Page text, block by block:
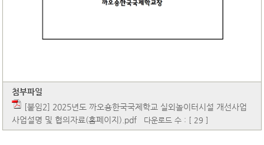
첨부파일
[붙임2] 2025년도 까오숑한국국제학교 실외놀이터시설 개선사업
사업설명 및 협의자료(홈페이지).pdf 다운로드 수 : [ 29 ]